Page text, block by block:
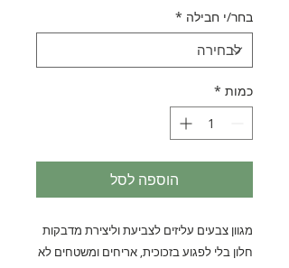
בחר/י חבילה *
כמות *
הוספה לסל
מגוון צבעים עליזים לצביעת וליצירת מדבקות
חלון בלי לפגוע בזכוכית, אריחים ומשטחים לא